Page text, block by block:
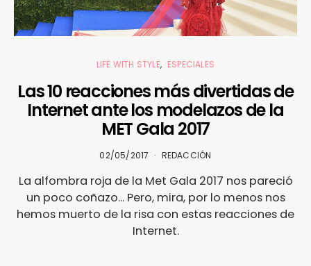
LIFE WITH STYLE ESPECIALES
Las 10 reacciones más divertidas de
Internet ante los modelazos de la
MET Gala 2017
02/05/2017 REDACCIÓN
La alfombra roja de la Met Gala 2017 nos pareció
un poco coñazo... Pero, mira, por lo menos nos
hemos muerto de la risa con estas reacciones de
Internet.